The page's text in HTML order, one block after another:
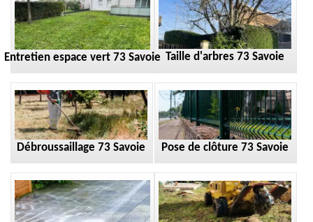
Entretien espace vert 73 Savoie Taille d'arbres 73 Savoie
Débroussaillage 73 Savoie Pose de clôture 73 Savoie